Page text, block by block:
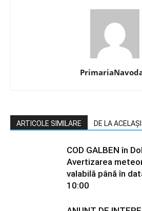
ARTICOLE SIMILARE DE LA
COD GALBEN în
Avertizarea
valabilă până în
10:00